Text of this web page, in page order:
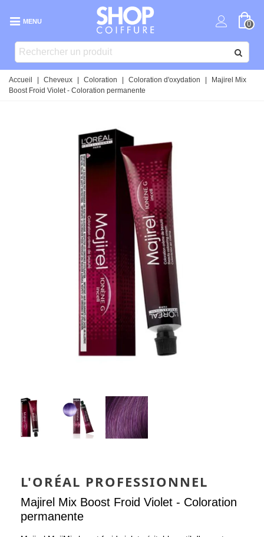
MENU 0
Accueil Cheveux Coloration Coloration d'oxydation
Majirel Mix
Boost Froid Violet - Coloration permanente
L'ORÉAL PROFESSIONNEL
Majirel Mix Boost Froid Violet - Coloration
permanente